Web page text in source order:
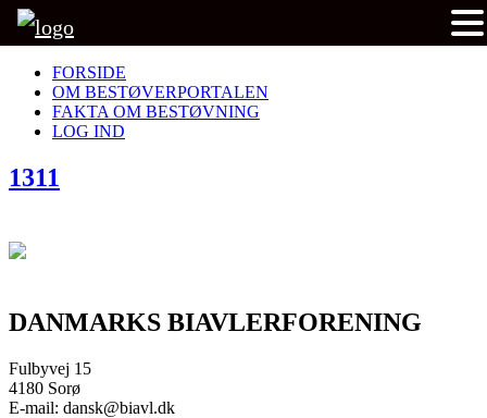
FORSIDE
OM BESTØVERPORTALEN
FAKTA OM BESTØVNING
LOG IND
1311
DANMARKS BIAVLERFORENING
Fulbyvej 15
4180 Sorø
E-mail: dansk@biavl.dk